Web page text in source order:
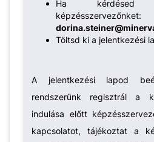
Ha kérdésed
Töltsd ki a jelentkezési
A jelentkezési lapod
rendszerünk regisztrál a
indulása előtt
kapcsolatot, tájékoztat a